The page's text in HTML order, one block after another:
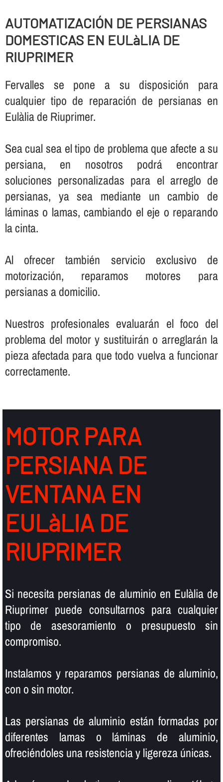
AUTOMATIZACIÓN DE PERSIANAS
DOMESTICAS EN EULàLIA DE
RIUPRIMER
Fervalles se pone a su disposición para
cualquier tipo de reparación de persianas en
Eulàlia de Riuprimer.
Sea cual sea el tipo de problema que afecte a su
persiana, en nosotros podrá encontrar
soluciones personalizadas para el arreglo de
persianas, ya sea mediante un cambio de
láminas o lamas, cambiando el eje o reparando
la cinta.
Al ofrecer también servicio exclusivo de
motorización, reparamos motores para
persianas a domicilio.
Nuestros profesionales evaluarán el foco del
problema del motor y sustituirán o arreglarán la
pieza afectada para que todo vuelva a funcionar
correctamente.
MOTOR PARA
PERSIANA DE
VENTANA EN
EULàLIA DE
RIUPRIMER
Si necesita persianas de aluminio en Eulàlia de
Riuprimer puede consultarnos para cualquier
tipo de asesoramiento o presupuesto sin
compromiso.
Instalamos y reparamos persianas de aluminio,
con o sin motor.
Las persianas de aluminio están formadas por
diferentes lamas o láminas de aluminio,
ofreciéndoles una resistencia y ligereza únicas.